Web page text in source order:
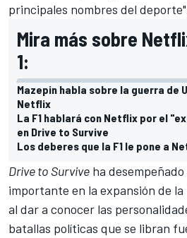
principales nombres del
Mira más sobre
1:
Mazepin habla sobre la guerra de
Netflix
La F1 hablará con Netflix por el
en Drive to Survive
Los deberes que la F1 le pone a
Drive to Survive ha
importante en la expansión de la
al dar a conocer las
batallas políticas que se libran